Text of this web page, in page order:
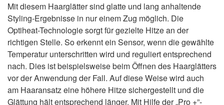
Mit diesem Haarglätter sind glatte und lang anhaltende
Styling-Ergebnisse in nur einem Zug möglich. Die
Optiheat-Technologie sorgt für gezielte Hitze an der
richtigen Stelle. So erkennt ein Sensor, wenn die gewählte
Temperatur unterschritten wird und reguliert entsprechend
nach. Dies ist beispielsweise beim Öffnen des Haarglätters
vor der Anwendung der Fall. Auf diese Weise wird auch
am Haaransatz eine höhere Hitze sichergestellt und die
Glättung hält entsprechend länger. Mit Hilfe der „Pro +”-